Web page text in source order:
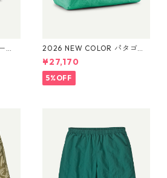
2026 NEW COLOR パタゴニ
ア ブラックホール・ダッフ
ル 70L (カラー Aqua Stone)
Patagonia Black Hole® Duff
el 70L 日本正規品 製品番号
¥27,170
5%OFF